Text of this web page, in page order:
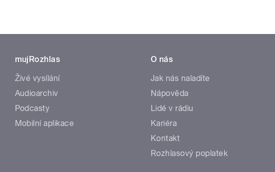
mujRozhlas
Živé vysílání
Audioarchiv
Podcasty
Mobilní aplikace
O nás
Jak nás naladíte
Nápověda
Lidé v rádiu
Kariéra
Kontakt
Rozhlasový poplatek